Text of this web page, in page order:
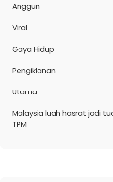
Anggun
Viral
Gaya Hidup
Pengiklanan
Utama
Malaysia luah hasrat jadi
TPM